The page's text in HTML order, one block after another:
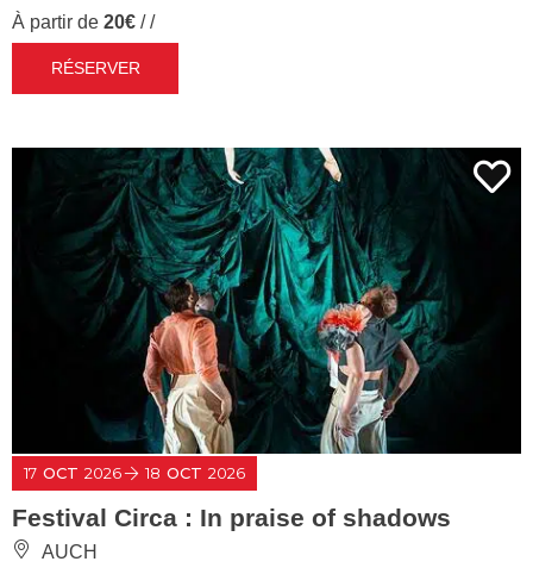
À partir de 20€ / /
RÉSERVER
17 OCT 2026 18 OCT 2026
Festival Circa : In praise of shadows
AUCH